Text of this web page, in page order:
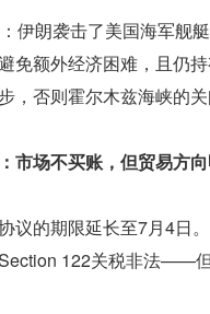
伊朗袭击了美国海军舰
免额外经济困难，且
，否则霍尔木兹海峡的
市场不买账，但贸易方
议的期限延长至7月4日
122关税非法——